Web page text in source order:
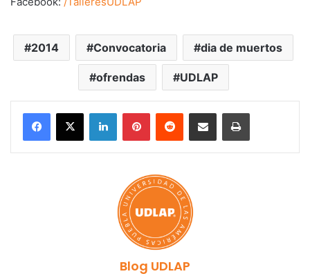
2014 Convocatoria dia de muertos
ofrendas UDLAP
LinkedInPinterestReddit Share via Email Print
Blog UDLAP